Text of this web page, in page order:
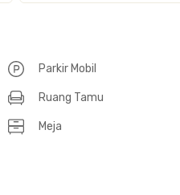
Parkir Mobil
Ruang Tamu
Meja